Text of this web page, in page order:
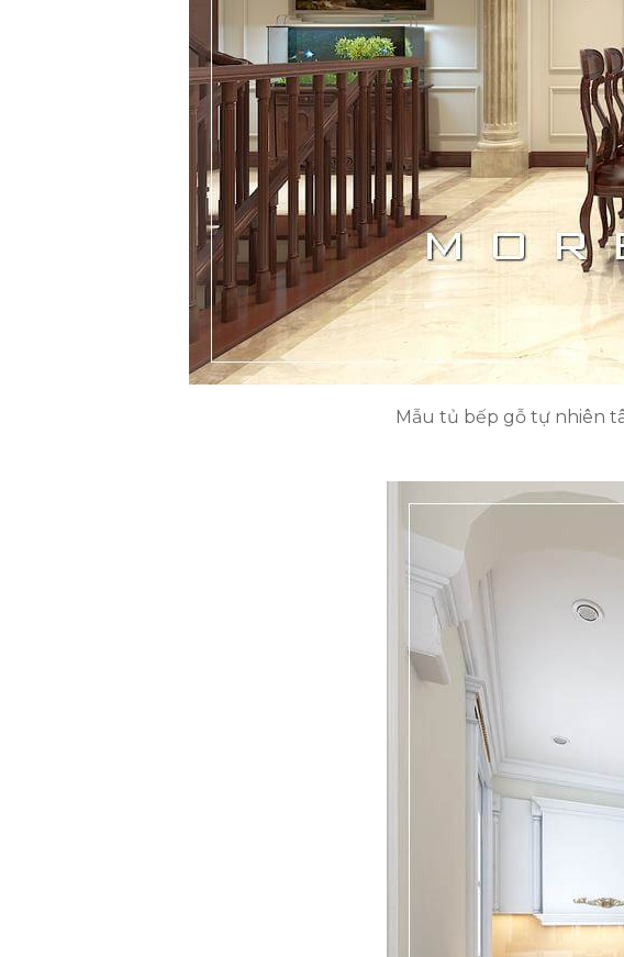
Mẫu tủ bếp gỗ tự nhiên